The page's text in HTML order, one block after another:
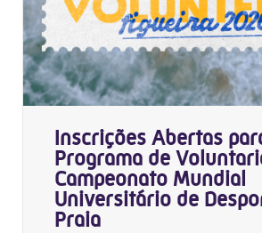
Inscrições Abertas
Programa de
Campeonato Mundial
Universitário de
Praia